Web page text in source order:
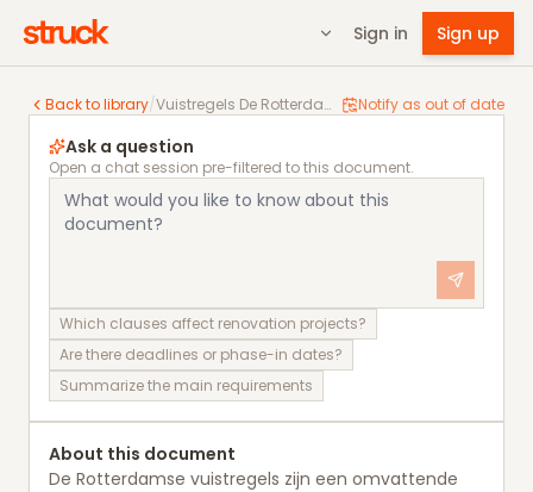
Sign in Sign up
Back to library/ Vuistregels De Rotterdamse vuistregels voor het bouwen Notify as out of date
Vuistregels De Rotterdamse vuistregels voor het
Ask a question
Open a chat session pre-filtered to this document.
Which clauses affect renovation projects?
Are there deadlines or phase-in dates?
Summarize the main requirements
About this document
De Rotterdamse vuistregels zijn een omvattende